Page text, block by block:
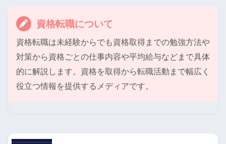
資格転職について
資格転職は未経験からでも資格取得までの勉強方法や
対策から資格ごとの仕事内容や平均給与などまで具体
的に解説します。資格を取得から転職活動まで幅広く
役立つ情報を提供するメディアです。